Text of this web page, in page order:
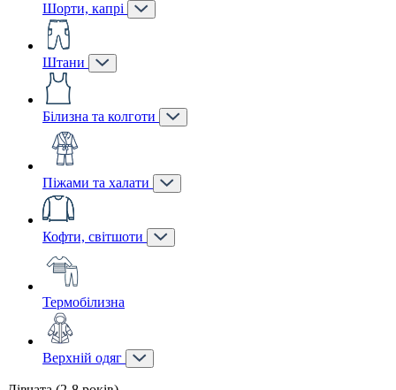
Шорти, капрі
Штани
Білизна та колготи
Піжами та халати
Кофти, світшоти
Термобілизна
Верхній одяг